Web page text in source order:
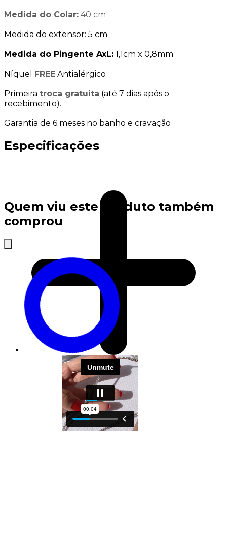
Medida do Colar: 40 cm
Medida do extensor: 5 cm
Medida do Pingente AxL: 1,1cm x 0,8mm
Níquel FREE Antialérgico
Primeira troca gratuita (até 7 dias após o
recebimento).
Garantia de 6 meses no banho e cravação
Especificações
Quem viu este produto também
comprou